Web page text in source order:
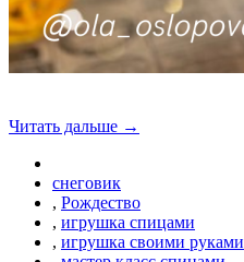
Читать дальше →
снеговик
, Рождество
, игрушка спицами
, игрушка своими руками